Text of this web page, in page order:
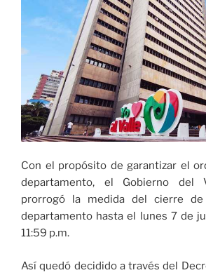
mes
de
la
convivencia
a
lo
bien’
por
la
en
el
fin
de
Con el propósito de garantizar el
departamento, el Gobierno del
prorrogó la medida del cierre
departamento hasta el lunes 7 de
11:59 p.m.
Así quedó decidido a través del